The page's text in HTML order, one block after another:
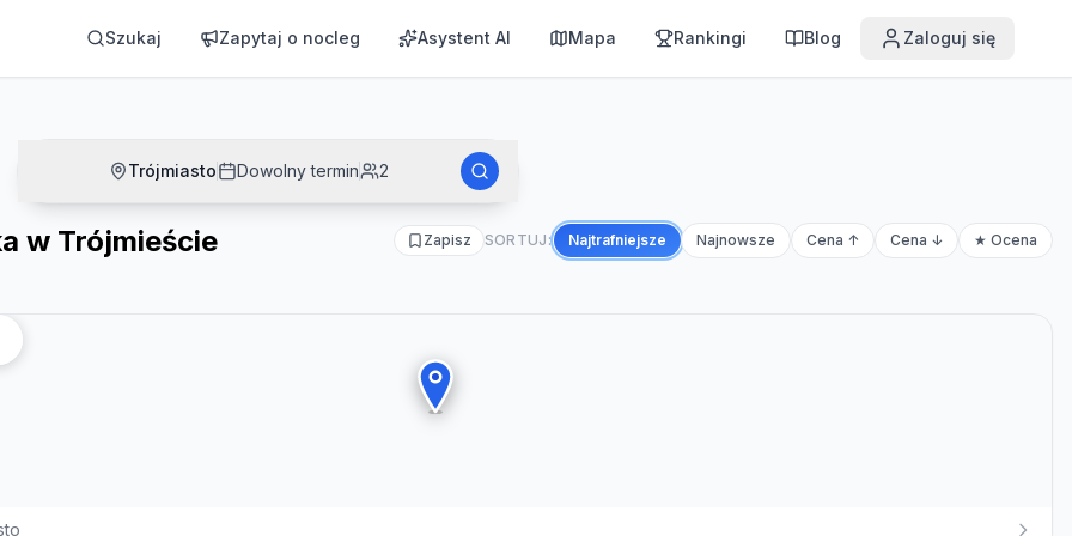
Szukaj Zapytaj o nocleg Asystent AI Mapa Rankingi Blog Zaloguj się
Trójmiasto Dowolny termin 2
w Trójmieście Zapisz SORTUJ: Najtrafniejsze Najnowsze Cena ↑ Cena ↓ ★ Ocena